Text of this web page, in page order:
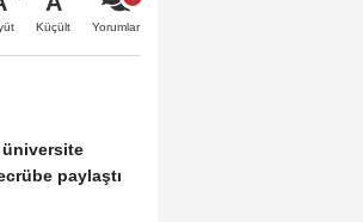
Küçült Yorumlar
üniversite
paylaştı